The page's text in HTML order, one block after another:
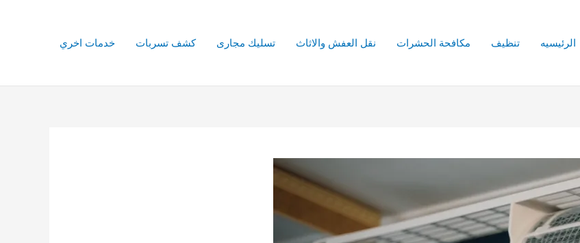
الرئيسيه تنظيف مكافحة الحشرات نقل العفش والاثاث تسليك مجارى كشف تسربات خدمات اخري